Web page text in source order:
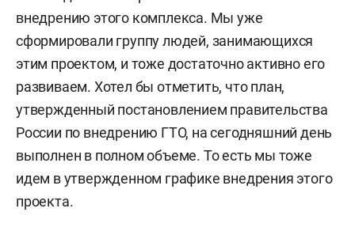
внедрению этого комплекса. Мы уже
сформировали группу людей, занимающихся
этим проектом, и тоже достаточно активно его
развиваем. Хотел бы отметить, что план,
утвержденный постановлением правительства
России по внедрению ГТО, на сегодняшний день
выполнен в полном объеме. То есть мы тоже
идем в утвержденном графике внедрения этого
проекта.